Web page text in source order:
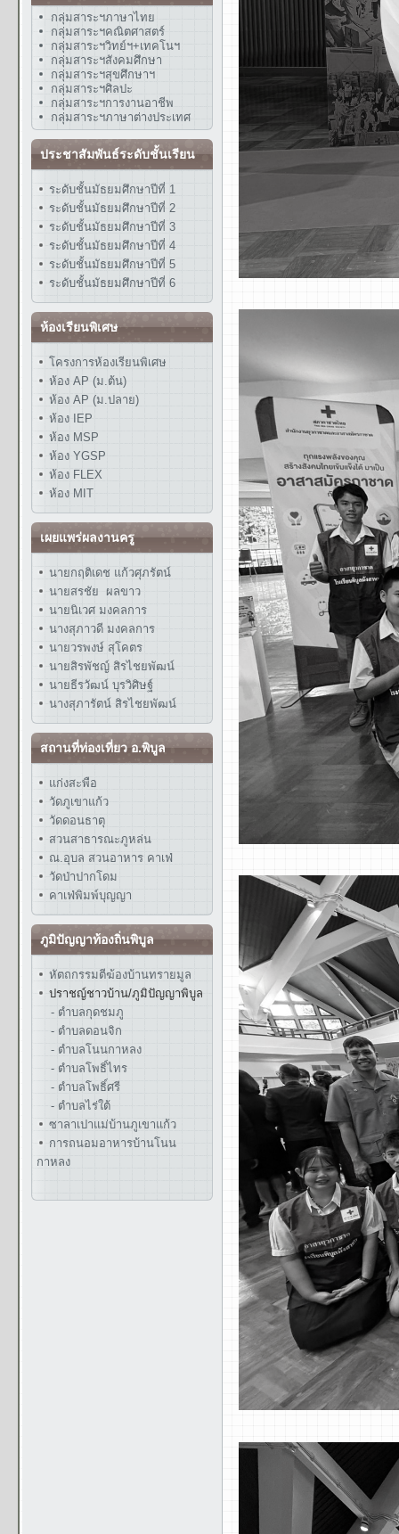
กลุ่มสาระฯภาษาไทย
กลุ่มสาระฯคณิตศาสตร์
กลุ่มสาระฯวิทย์ฯ+เทคโนฯ
กลุ่มสาระฯสังคมศึกษา
กลุ่มสาระฯสุขศึกษาฯ
กลุ่มสาระฯศิลปะ
กลุ่มสาระฯการงานอาชีพ
กลุ่มสาระฯภาษาต่างประเทศ
ประชาสัมพันธ์ระดับชั้นเรียน
ระดับชั้นมัธยมศึกษาปีที่ 1
ระดับชั้นมัธยมศึกษาปีที่ 2
ระดับชั้นมัธยมศึกษาปีที่ 3
ระดับชั้นมัธยมศึกษาปีที่ 4
ระดับชั้นมัธยมศึกษาปีที่ 5
ระดับชั้นมัธยมศึกษาปีที่ 6
ห้องเรียนพิเศษ
โครงการห้องเรียนพิเศษ
ห้อง AP (ม.ต้น)
ห้อง AP (ม.ปลาย)
ห้อง IEP
ห้อง MSP
ห้อง YGSP
ห้อง FLEX
ห้อง MIT
เผยแพร่ผลงานครู
นายกฤติเดช แก้วศุภรัตน์
นายสรชัย ผลขาว
นายนิเวศ มงคลการ
นางสุภาวดี มงคลการ
นายวรพงษ์ สุโคตร
นายสิรพัชญ์ สิรไชยพัฒน์
นายธีรวัฒน์ บุรวิศิษฐ์
นางสุภารัตน์ สิรไชยพัฒน์
สถานที่ท่องเที่ยว อ.พิบูล
แก่งสะพือ
วัดภูเขาแก้ว
วัดดอนธาตุ
สวนสาธารณะภูหล่น
ณ.อุบล สวนอาหาร คาเฟ่
วัดป่าปากโดม
คาเฟ่พิมพ์บุญญา
ภูมิปัญญาท้องถิ่นพิบูล
หัตถกรรมตีฆ้องบ้านทรายมูล
ปราชญ์ชาวบ้าน/ภูมิปัญญาพิบูล
- ตำบลกุดชมภู
- ตำบลดอนจิก
- ตำบลโนนกาหลง
- ตำบลโพธิ์ไทร
- ตำบลโพธิ์ศรี
- ตำบลไร่ใต้
ซาลาเปาแม่บ้านภูเขาแก้ว
การถนอมอาหารบ้านโนน
กาหลง